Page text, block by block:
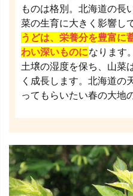
ものは格別。北海道の長
菜の生育に大きく影響し
うどは、栄養分を豊富に
わい深いものになります
土壌の湿度を保ち、山菜
く成長します。北海道の
ってもらいたい春の大地